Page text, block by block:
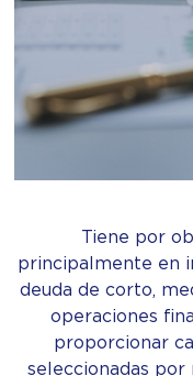
Tiene por
principalmente en
deuda de corto,
operaciones
proporcionar
seleccionadas por